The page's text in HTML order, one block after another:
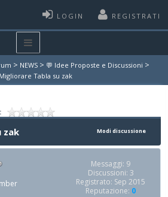
LOGIN REGISTRATI
> NEWS > 💬 Idee Proposte e Discussioni >
Migliorare Tabla su zak
Modi discussione
zak
Messaggi: 9
Discussioni: 3
Registrato: Sep 2015
Reputazione: 0